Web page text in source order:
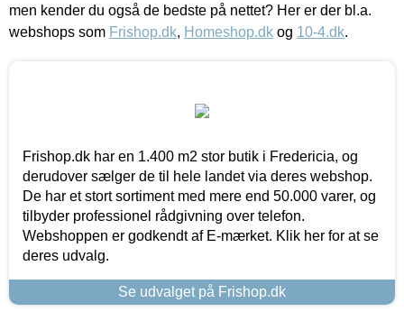
men kender du også de bedste på nettet? Her er der bl.a.
webshops som Frishop.dk, Homeshop.dk og 10-4.dk.
Frishop.dk har en 1.400 m2 stor butik i Fredericia, og
derudover sælger de til hele landet via deres webshop.
De har et stort sortiment med mere end 50.000 varer, og
tilbyder professionel rådgivning over telefon.
Webshoppen er godkendt af E-mærket. Klik her for at se
deres udvalg.
Se udvalget på Frishop.dk